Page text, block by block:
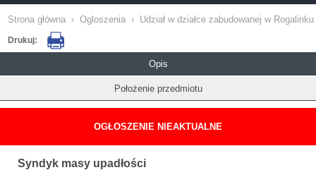
Strona główna › Ogloszenia › Udział w działce zabudowanej w Rogalinku
Drukuj:
Opis
Położenie przedmiotu
OGŁOSZENIE NIEAKTUALNE
Syndyk masy upadłości